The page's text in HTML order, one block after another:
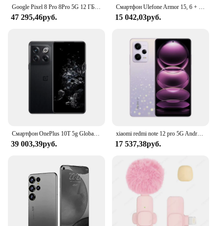
Google Pixel 8 Pro 8Pro 5G 12 ГБ ОЗУ 128 ГБ ПЗУ 6,7 дюйма LTPO OLED NFC Google Tensor G3 Восьмиядерный оригинальный сотовый телефон 8 pro
47 295,46руб.
Смартфон Ulefone Armor 15, 6 + 128 ГБ, 2,4 ГГц, Android 12, NFC
15 042,03руб.
Смартфон OnePlus 10T 5g Global Rom Snapdragon 8Gen1 SUPERVOOC Charge 4800 мАч 6,7-дюймовая AMOLED-камера 50 МП, используемый телефон
39 003,39руб.
xiaomi redmi note 12 pro 5G Android 6,67 дюйма 8 ГБ ОЗУ 256 ГБ ПЗУ Разблокировано Все цвета в хорошем состоянии Оригинальный использованный телефон
17 537,38руб.